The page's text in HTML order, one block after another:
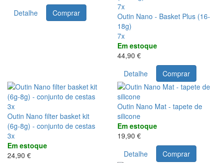
Detalhe
Comprar
7x
Outin Nano - Basket Plus (16-
18g)
7x
Em estoque
44,90 €
Detalhe
Comprar
3x
Outin Nano filter basket kit
(6g-8g) - conjunto de cestas
3x
Em estoque
24,90 €
Outin Nano Mat - tapete de
silicone
Em estoque
19,90 €
Detalhe
Comprar